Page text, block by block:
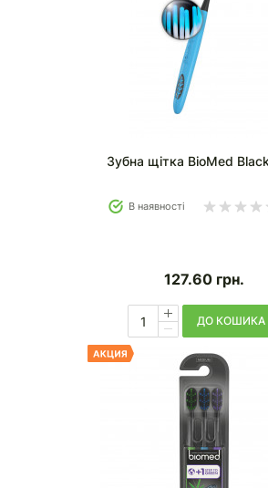
Зубна щітка BioMed
В наявності
127.60 грн.
ДО КОШИКА